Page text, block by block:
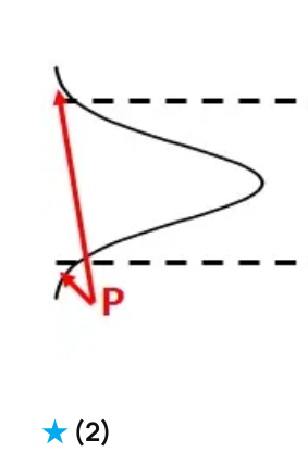
★(2)